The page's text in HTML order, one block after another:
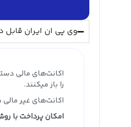
وی پی ان ایران
اکانت‌های مالی
را باز میکنند.
اکانت‌های غیر مالی
امکان پرداخت با